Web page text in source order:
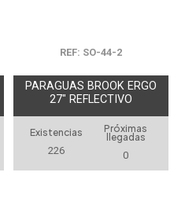
REF: SO-44-2
PARAGUAS BROOK ERGO
27" REFLECTIVO
Existencias
226
Próximas
llegadas
0